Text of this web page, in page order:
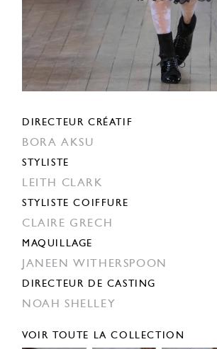
DIRECTEUR CRÉATIF
BORA AKSU
STYLISTE
LEITH CLARK
STYLISTE COIFFURE
CLAIRE GRECH
MAQUILLAGE
JANEEN WITHERSPOON
DIRECTEUR DE CASTING
NOAH SHELLEY
VOIR TOUTE LA COLLECTION